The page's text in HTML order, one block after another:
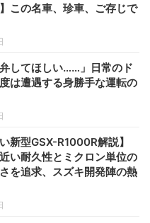
この名車、珍車、ご存じで
弁してほしい……」日常のド
は遭遇する身勝手な運転の
新型GSX-R1000R解説】
い耐久性とミクロン単位の
を追求、スズキ開発陣の熱